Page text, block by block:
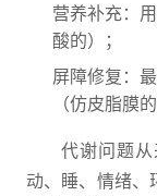
营养补充：
酸的）；
屏障修复：
（仿皮脂膜
代谢问题从
动、睡、情绪、